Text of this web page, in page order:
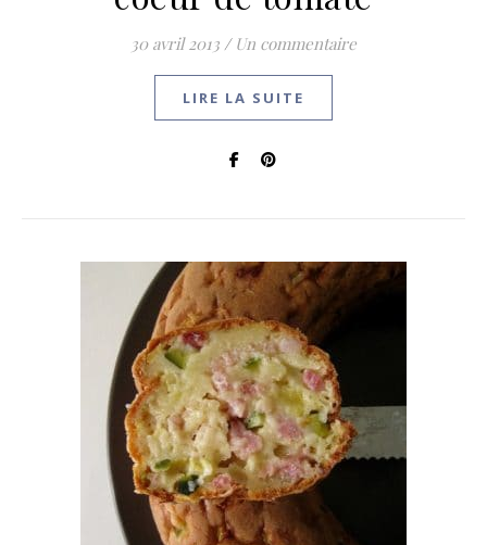
30 avril 2013 / Un commentaire
LIRE LA SUITE